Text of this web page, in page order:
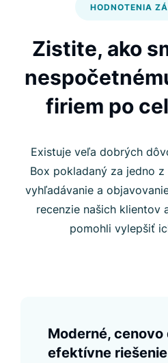
HODNOTENIA
Zistite, ako
firiem po
Existuje veľa dobrých
Box pokladaný za jedno
vyhľadávanie a
recenzie našich klientov
pomohli vylepšiť
Moderné, cenovo
efektívne riešenie